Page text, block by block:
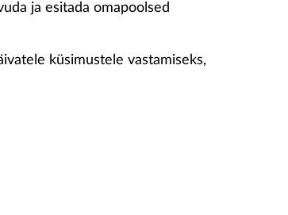
ja esitada omapoolsed
küsimustele vastamiseks,